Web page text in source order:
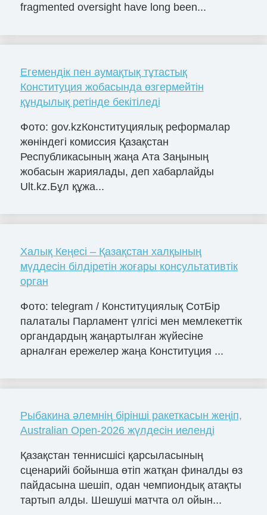
fragmented oversight have long been...
Егемендік пен аумақтық тұтастық
Конституция жобасында өзгермейтін
құндылық ретінде бекітіледі
Фото: gov.kzКонституциялық реформалар
жөніндегі комиссия Қазақстан
Республикасының жаңа Ата Заңының
жобасын жариялады, деп хабарлайды
Ult.kz.Бұл құжа...
Халық Кеңесі – Қазақстан халқының
мүддесін білдіретін жоғары консультативтік
орган
Фото: telegram / Конституциялық СотБір
палаталы Парламент үлгісі мен мемлекеттік
органдардың жаңартылған жүйесіне
арналған ережелер жаңа Конституция ...
Рыбакина әлемнің бірінші ракеткасын жеңіп,
Australian Open-2026 жүлдесін иеленді
Қазақстан теннисшісі қарсыласының
сценарийі бойынша өтіп жатқан финалды өз
пайдасына шешіп, одан чемпиондық атақты
тартып алды. Шешуші матчта ол ойын...